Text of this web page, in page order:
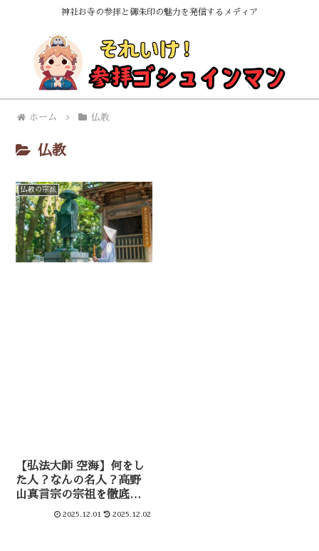
神社お寺の参拝と御朱印の魅力を発信するメディア
ホーム 仏教
仏教
仏教の宗派
【弘法大師 空海】何をし
た人？なんの名人？高野
山真言宗の宗祖を徹底紹
2025.12.01 2025.12.02